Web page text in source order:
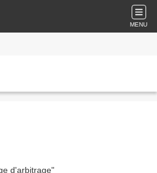
MENU